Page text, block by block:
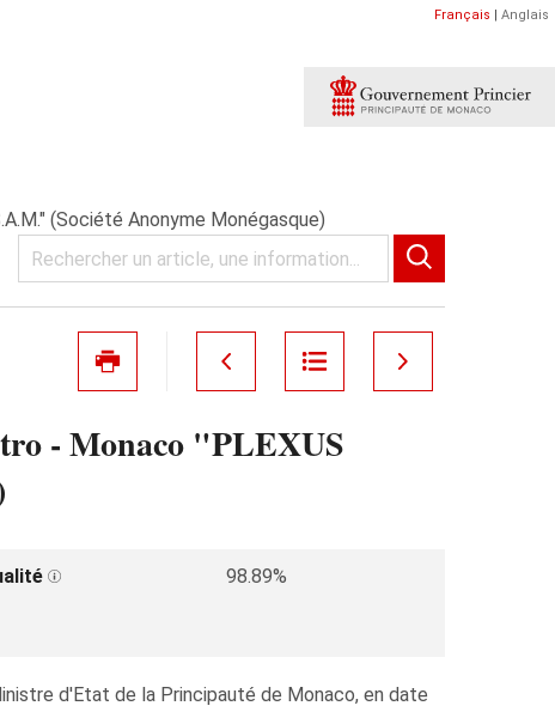
Français | Anglais
(Société Anonyme Monégasque)
- Monaco "PLEXUS
98.89%
d'Etat de la Principauté de Monaco, en date